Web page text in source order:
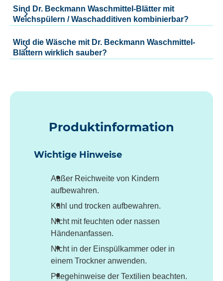
Sind Dr. Beckmann Waschmittel-Blätter mit
Weichspülern / Waschadditiven kombinierbar?
Wird die Wäsche mit Dr. Beckmann Waschmittel-
Blättern wirklich sauber?
Produktinformation
Wichtige Hinweise
Außer Reichweite von Kindern
aufbewahren.
Kühl und trocken aufbewahren.
Nicht mit feuchten oder nassen
Händenanfassen.
Nicht in der Einspülkammer oder in
einem Trockner anwenden.
Pflegehinweise der Textilien beachten.